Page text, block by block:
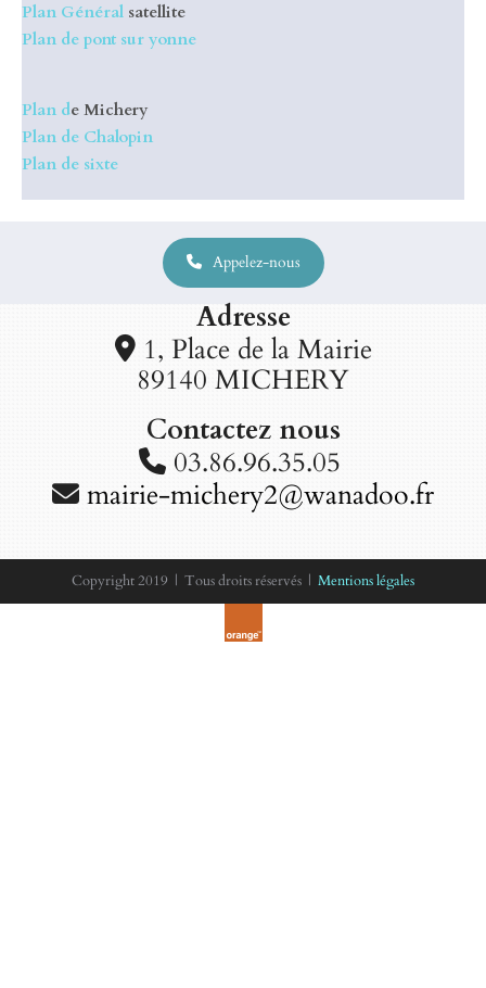
Plan Général satellite
Plan de pont sur yonne
Plan de Michery
Plan de Chalopin
Plan de sixte
Appelez-nous
Adresse
1, Place de la Mairie
89140 MICHERY
Contactez nous
03.86.96.35.05
 mairie-michery2@wanadoo.fr
Copyright 2019 | Tous droits réservés | Mentions légales